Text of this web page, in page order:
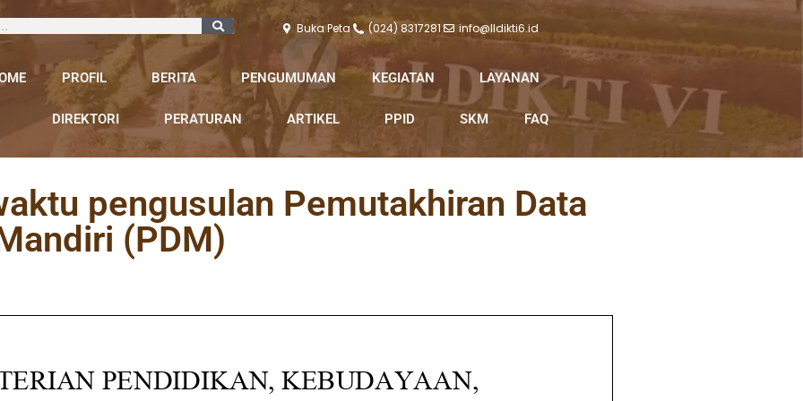
Buka Peta (024) 8317281 info@lldikti6.id
PROFIL BERITA PENGUMUMAN KEGIATAN LAYANAN
DIREKTORI PERATURAN ARTIKEL PPID SKM FAQ
pengusulan Pemutakhiran Data
(PDM)